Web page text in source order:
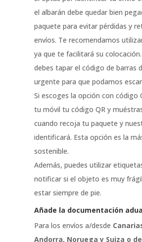
el albarán debe quedar bien
paquete para evitar pérdidas y
envíos. Te recomendamos
ya que te facilitará su
debes tapar el código de barras
urgente para que podamos
Si escoges la opción con código
tu móvil tu código QR y
cuando recoja tu paquete y
identificará. Esta opción es la
sostenible.
Además, puedes utilizar
notificar si el objeto es muy
estar siempre de pie.
Añade la documentación
Para los envíos a/desde
Andorra, Noruega y Suiza o